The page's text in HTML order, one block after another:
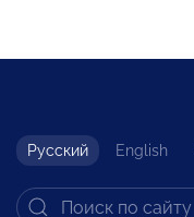
Русский English